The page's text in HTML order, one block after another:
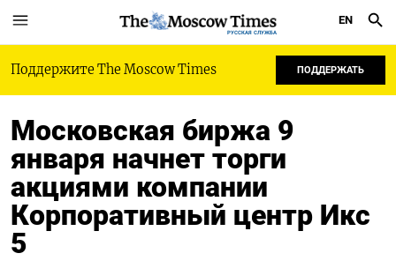
РУССКАЯ СЛУЖБА
EN
Поддержите The Moscow Times ПОДДЕРЖАТЬ
Московская биржа 9
января начнет торги
акциями компании
Корпоративный центр Икс
5